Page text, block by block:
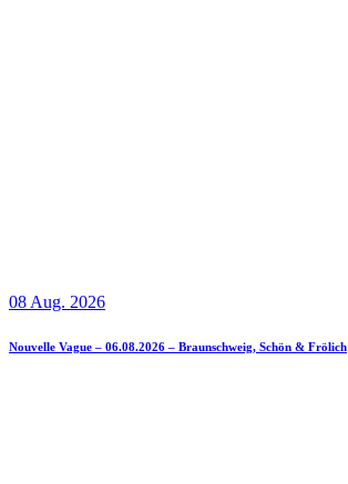
08 Aug. 2026
Nouvelle Vague – 06.08.2026 – Braunschweig, Schön & Frölich